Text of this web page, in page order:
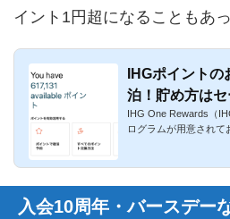
イント1円超になることもあ
IHGポイント
泊！貯め方は
IHG One Rewards（
ログラムが用意されて
入会10周年・バースデー